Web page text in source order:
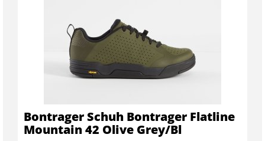
Bontrager Schuh Bontrager Flatline
Mountain 42 Olive Grey/Bl